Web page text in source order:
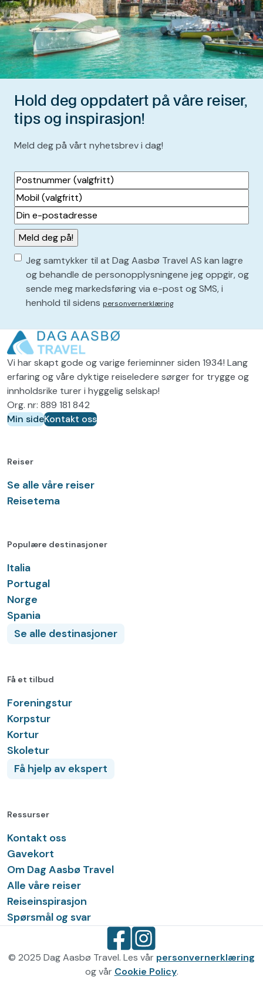
Hold deg oppdatert på våre reiser,
tips og inspirasjon!
Meld deg på vårt nyhetsbrev i dag!
Din
e-
postadresse(
P
d
)
Postnummer
(valgfritt)
Mobil
(valgfritt)
Consent
k
r
e
v
d
)
Jeg samtykker til at Dag Aasbø Travel AS kan lagre
og behandle de personopplysningene jeg oppgir, og
sende meg markedsføring via e-post og SMS, i
henhold til sidens personvernerklæring
Vi har skapt gode og varige ferieminner siden 1934! Lang
erfaring og våre dyktige reiseledere sørger for trygge og
innholdsrike turer i hyggelig selskap!
Org. nr: 889 181 842
Min sideKontakt oss
Reiser
Se alle våre reiser
Reisetema
Populære destinasjoner
Italia
Portugal
Norge
Spania
Se alle destinasjoner
Få et tilbud
Foreningstur
Korpstur
Kortur
Skoletur
Få hjelp av ekspert
Ressurser
Kontakt oss
Gavekort
Om Dag Aasbø Travel
Alle våre reiser
Reiseinspirasjon
Spørsmål og svar
© 2025 Dag Aasbø Travel. Les vår personvernerklæring
og vår Cookie Policy.